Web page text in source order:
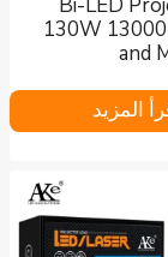
130W
and
المزيد